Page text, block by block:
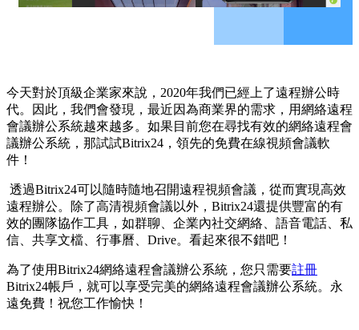
今天對於頂級企業家來說，2020年我們已經上了遠程辦公時
代。因此，我們會發現，最近因為商業界的需求，用網絡遠程
會議辦公系統越來越多。如果目前您在尋找有效的網絡遠程會
議辦公系統，那試試Bitrix24，領先的免費在線視頻會議軟
件！
透過Bitrix24可以隨時隨地召開遠程視頻會議，從而實現高效
遠程辦公。除了高清視頻會議以外，Bitrix24還提供豐富的有
效的團隊協作工具，如群聊、企業內社交網絡、語音電話、私
信、共享文檔、行事曆、Drive。看起來很不錯吧！
為了使用Bitrix24網絡遠程會議辦公系統，您只需要註冊
Bitrix24帳戶，就可以享受完美的網絡遠程會議辦公系統。永
遠免費！祝您工作愉快！